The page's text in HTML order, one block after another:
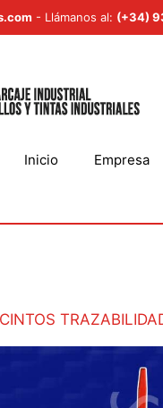
- Llámanos al: (+34)
Inicio Empresa